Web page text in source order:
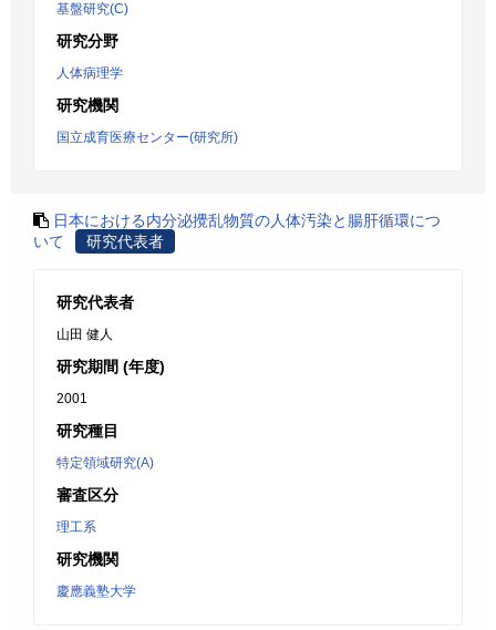
基盤研究(C)
研究分野
人体病理学
研究機関
国立成育医療センター(研究所)
日本における内分泌攪乱物質の人体汚染と腸肝循環につ
いて
研究代表者
研究代表者
山田 健人
研究期間 (年度)
2001
研究種目
特定領域研究(A)
審査区分
理工系
研究機関
慶應義塾大学